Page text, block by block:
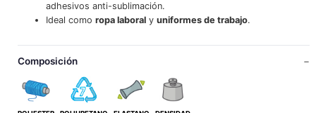
adhesivos anti-sublimación.
Ideal como ropa laboraly uniformes de trabajo.
Composición